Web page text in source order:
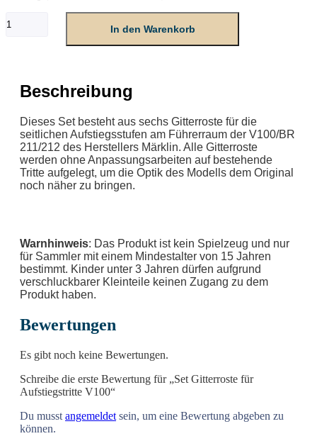
Gitterroste
In den Warenkorb
Beschreibung
Dieses Set besteht aus sechs Gitterroste für die
seitlichen Aufstiegsstufen am Führerraum der V100/BR
211/212 des Herstellers Märklin. Alle Gitterroste
werden ohne Anpassungsarbeiten auf bestehende
Tritte aufgelegt, um die Optik des Modells dem Original
noch näher zu bringen.
Warnhinweis: Das Produkt ist kein Spielzeug und nur
für Sammler mit einem Mindestalter von 15 Jahren
bestimmt. Kinder unter 3 Jahren dürfen aufgrund
verschluckbarer Kleinteile keinen Zugang zu dem
Produkt haben.
Bewertungen
Es gibt noch keine Bewertungen.
Schreibe die erste Bewertung für „Set Gitterroste für
Aufstiegstritte V100“
Du musst angemeldet sein, um eine Bewertung abgeben zu
können.